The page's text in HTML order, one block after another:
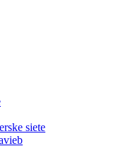
siete